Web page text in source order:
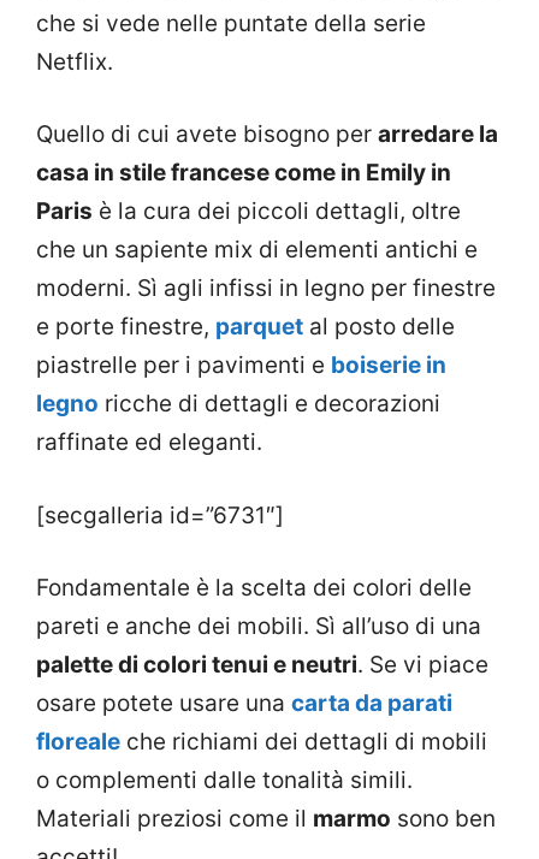
che si vede nelle puntate della serie
Netflix.
Quello di cui avete bisogno per arredare la
casa in stile francese come in Emily in
Paris è la cura dei piccoli dettagli, oltre
che un sapiente mix di elementi antichi e
moderni. Sì agli infissi in legno per finestre
e porte finestre, parquet al posto delle
piastrelle per i pavimenti e boiserie in
legno ricche di dettagli e decorazioni
raffinate ed eleganti.
[secgalleria id=”6731″]
Fondamentale è la scelta dei colori delle
pareti e anche dei mobili. Sì all’uso di una
palette di colori tenui e neutri. Se vi piace
osare potete usare una carta da parati
floreale che richiami dei dettagli di mobili
o complementi dalle tonalità simili.
Materiali preziosi come il marmo sono ben